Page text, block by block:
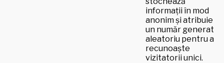
informații în mod
anonim și atribuie
un număr generat
aleatoriu pentru a
recunoaște
vizitatorii unici.